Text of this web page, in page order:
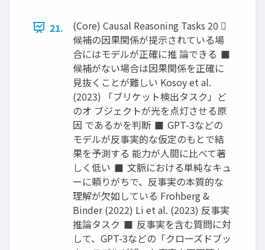
21.
(Core) Causal Reasoning Tasks 20 
候補の因果関係が提示されている場
合にはモデルが正確に推 論できる ◼
候補がない場合は因果関係を正確に
見抜くことが難しい Kosoy et al.
(2023) 「ブリケット検出タスク」ど
のオ ブジェクトが光を点灯させる原
因 であるかを判断 ◼ GPT-3などの
モデルが反事実的な仮定のもとで結
果を予測する 能力が人間に比べて著
しく低い ◼ 文脈における単純なキュ
ーに頼りがちで、反事実の本質的な
理解が欠如している Frohberg &
Binder (2022) Li et al. (2023) 反事実
推論タスク ◼ 反事実を含む質問に対
して、GPT-3などの「クローズドブッ